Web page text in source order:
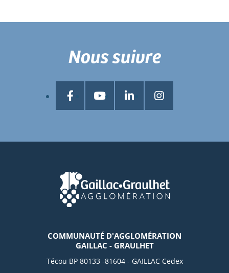
COMMUNAUTÉ D'AGGLOMÉRATION
GAILLAC - GRAULHET
Técou BP 80133 -81604 - GAILLAC Cedex
Nous suivre